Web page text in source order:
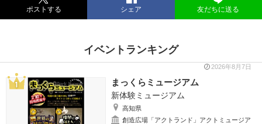
ポストする シェア 友だちに送る
イベントランキング
2026年8月7日
まっくらミュージアム
新体験ミュージアム
高知県
創造広場「アクトランド」アクトミュージア